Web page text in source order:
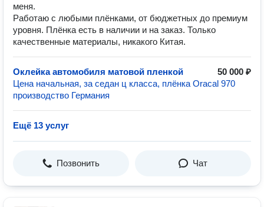
меня.
Работаю с любыми плёнками, от бюджетных до премиум
уровня. Плёнка есть в наличии и на заказ. Только
качественные материалы, никакого Китая.
Оклейка автомобиля матовой пленкой
50 000 ₽
Цена начальная, за седан ц класса, плёнка Oracal 970
производство Германия
Ещё 13 услуг
Позвонить Чат